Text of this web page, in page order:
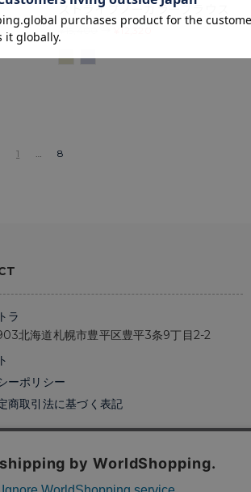
ストライプノーカラーブラウス
¥15,400 ¥12,320
1 8
ラ
北海道札幌市豊平区豊平3条9丁目2-2
ーポリシー
商取引法に基づく表記